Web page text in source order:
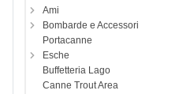
Ami
Bombarde e Accessori
Portacanne
Esche
Buffetteria Lago
Canne Trout Area